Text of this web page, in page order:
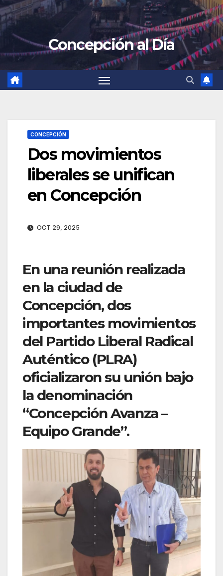
Concepción al Día
CONCEPCIÓN
Dos movimientos
liberales se unifican
en Concepción
OCT 29, 2025
En una reunión realizada
en la ciudad de
Concepción, dos
importantes movimientos
del Partido Liberal Radical
Auténtico (PLRA)
oficializaron su unión bajo
la denominación
“Concepción Avanza –
Equipo Grande”.